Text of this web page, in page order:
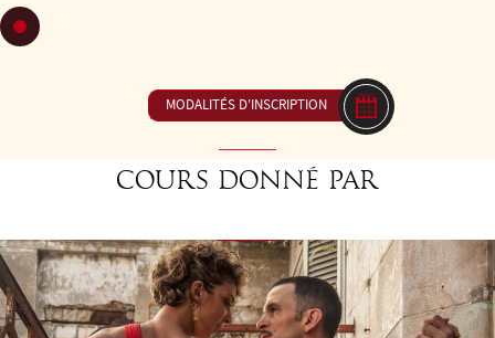
inhabituelle.
Huilons nos hanches ! Technique et combinaisons.
MODALITÉS D'INSCRIPTION
Cours donné par